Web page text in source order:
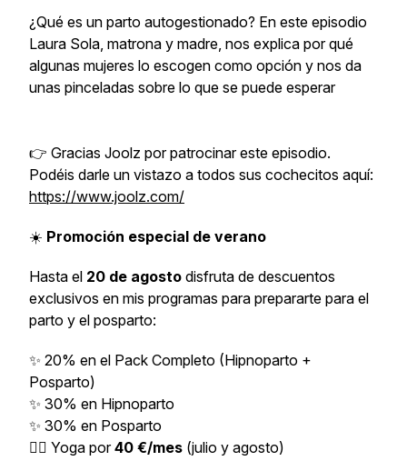
¿Qué es un parto autogestionado? En este episodio
Laura Sola, matrona y madre, nos explica por qué
algunas mujeres lo escogen como opción y nos da
unas pinceladas sobre lo que se puede esperar
👉 Gracias Joolz por patrocinar este episodio.
Podéis darle un vistazo a todos sus cochecitos aquí:
https://www.joolz.com/
☀️ Promoción especial de verano
Hasta el 20 de agosto disfruta de descuentos
exclusivos en mis programas para prepararte para el
parto y el posparto:
✨ 20% en el Pack Completo (Hipnoparto +
Posparto)
✨ 30% en Hipnoparto
✨ 30% en Posparto
🧘‍♀️ Yoga por40 €/mes (julio y agosto)